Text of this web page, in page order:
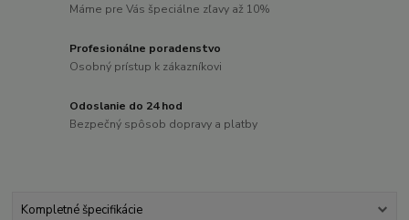
Máme pre Vás špeciálne zľavy až 10%
Profesionálne poradenstvo
Osobný prístup k zákazníkovi
Odoslanie do 24 hod
Bezpečný spôsob dopravy a platby
Kompletné špecifikácie